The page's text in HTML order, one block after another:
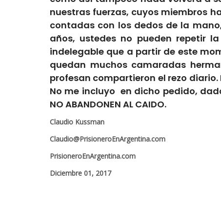
nuestras fuerzas, cuyos miembros
contadas con los dedos de la
años, ustedes no pueden repetir
indelegable que a partir de este
quedan muchos camaradas
profesan compartieron el rezo
No me incluyo en dicho pedido,
NO ABANDONEN AL CAIDO.
Claudio Kussman
Claudio@PrisioneroEnArgentina.com
PrisioneroEnArgentina.com
Diciembre 01, 2017